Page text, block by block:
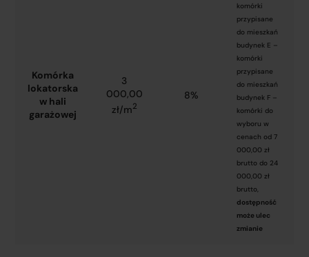
Komórka
lokatorska
w hali
garażowej
3
000,00
zł/m2
8%
komórki
przypisane
do mieszkań
budynek E –
komórki
przypisane
do mieszkań
budynek F –
komórki do
wyboru w
cenach od 7
000,00 zł
brutto do 24
000,00 zł
brutto,
dostępność
może ulec
zmianie